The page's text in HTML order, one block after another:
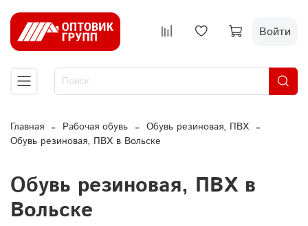
Войти
Главная Рабочая обувь
Обувь резиновая, ПВХ
Обувь резиновая, ПВХ в Вольске
Обувь резиновая, ПВХ в
Вольске